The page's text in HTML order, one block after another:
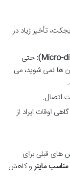
تأخیر زیاد در
حتی
ها نمی شوید، می
اتصال.
گاهی اوقات ایراد از
های قبلی برای
ماینرو کاهش